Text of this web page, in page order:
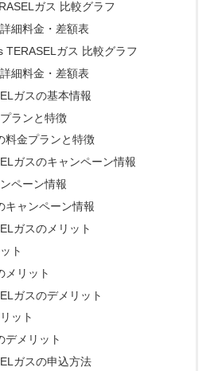
ガス 比較グラフ
細料金・差額表
TERASELガス 比較グラフ
細料金・差額表
ガスの基本情報
ランと特徴
料金プランと特徴
ガスのキャンペーン情報
ペーン情報
キャンペーン情報
ガスのメリット
ト
メリット
ガスのデメリット
ット
デメリット
ガスの申込方法